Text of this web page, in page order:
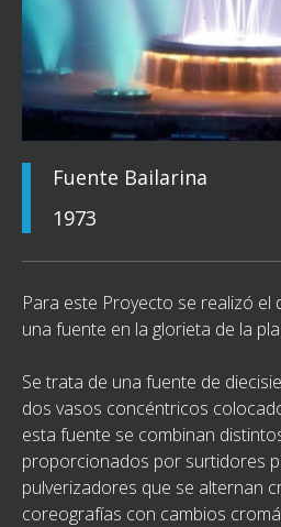
Fuente Bailarina
1973
Para este Proyecto se realizó el
una fuente en la glorieta de la
Se trata de una fuente de
dos vasos concéntricos
esta fuente se combinan
proporcionados por surtidores
pulverizadores que se alternan
coreografías con cambios